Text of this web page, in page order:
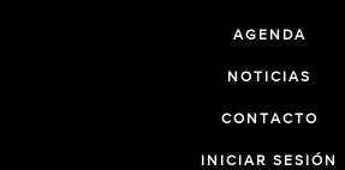
AGENDA
NOTICIAS
CONTACTO
INICIAR SESIÓN